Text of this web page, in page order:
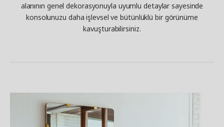
alanının genel dekorasyonuyla uyumlu detaylar sayesinde
konsolunuzu daha işlevsel ve bütünlüklü bir görünüme
kavuşturabilirsiniz.